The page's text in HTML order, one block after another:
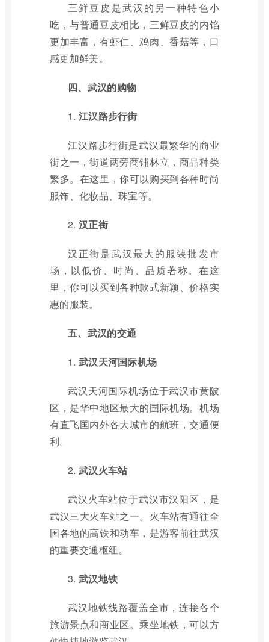
三鲜豆皮是武汉的另一种特色小
吃，与普通豆皮相比，三鲜豆皮的内馅
更加丰富，有虾仁、鸡肉、香菇等，口
感更加鲜美。
四、武汉的购物
1. 江汉路步行街
江汉路步行街是武汉最繁华的商业
街之一，街道两旁商铺林立，商品种类
繁多。在这里，你可以购买到各种时尚
服饰、化妆品、珠宝等。
2. 汉正街
汉正街是武汉最大的服装批发市
场，以低价、时尚、品质著称。在这
里，你可以买到各种款式新颖、价格实
惠的服装。
五、武汉的交通
1. 武汉天河国际机场
武汉天河国际机场位于武汉市黄陂
区，是华中地区最大的国际机场。机场
有直飞国内外各大城市的航班，交通便
利。
2. 武汉火车站
武汉火车站位于武汉市汉阳区，是
武汉三大火车站之一。火车站有通往全
国各地的高铁和动车，是游客前往武汉
的重要交通枢纽。
3. 武汉地铁
武汉地铁线路覆盖全市，连接各个
旅游景点和商业区。乘坐地铁，可以方